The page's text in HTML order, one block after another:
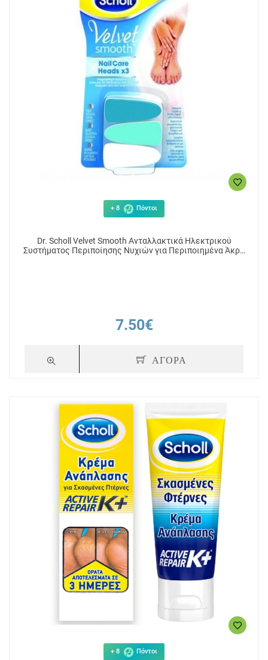
+ 8 Πόντοι
Dr. Scholl Velvet Smooth Ανταλλακτικά Ηλεκτρικού
Συστήματος Περιποίησης Νυχιών για Περιποιημένα Άκρα
7.50€
ΑΓΟΡΑ
+ 8 Πόντοι